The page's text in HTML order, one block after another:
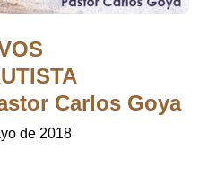
Carlos Goya
de 2018